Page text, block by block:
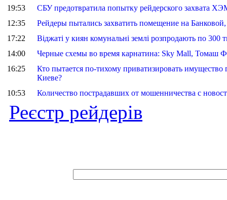
19:53
СБУ предотвратила попытку рейдерского захвата
12:35
Рейдеры пытались захватить помещение на
17:22
Віджаті у киян комунальні землі розпродають по 300
14:00
Черные схемы во время карнатина: Sky Mall, Томаш
16:25
Кто пытается по-тихому приватизировать имущество
Киеве?
10:53
Количество пострадавших от мошенничества с
Реєстр рейдерів